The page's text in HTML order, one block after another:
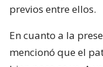
previos entre ellos.
En cuanto a la
mencionó que el